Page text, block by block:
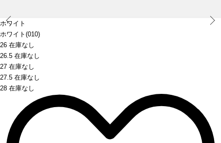
ホワイト
ホワイト(010)
26 在庫なし
26.5 在庫なし
27 在庫なし
27.5 在庫なし
28 在庫なし